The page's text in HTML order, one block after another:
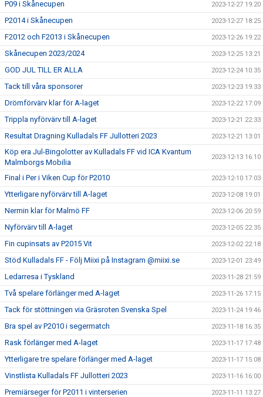
P09 i Skånecupen 2023-12-27 19:20
P2014 i Skånecupen 2023-12-27 18:25
F2012 och F2013 i Skånecupen 2023-12-26 19:22
Skånecupen 2023/2024 2023-12-25 13:21
GOD JUL TILL ER ALLA 2023-12-24 10:35
Tack till våra sponsorer 2023-12-23 19:33
Drömförvärv klar för A-laget 2023-12-22 17:09
Trippla nyförvärv till A-laget 2023-12-21 22:33
Resultat Dragning Kulladals FF Jullotteri 2023 2023-12-21 13:01
Köp era Jul-Bingolotter av Kulladals FF vid ICA Kvantum
Malmborgs Mobilia
2023-12-13 16:10
Final i Per i Viken Cup för P2010 2023-12-10 17:03
Ytterligare nyförvärv till A-laget 2023-12-08 19:01
Nermin klar för Malmö FF 2023-12-06 20:59
Nyförvärv till A-laget 2023-12-05 22:35
Fin cupinsats av P2015 Vit 2023-12-02 22:18
Stöd Kulladals FF - Följ Miixi på Instagram @miixi.se 2023-12-01 23:49
Ledarresa i Tyskland 2023-11-28 21:59
Två spelare förlänger med A-laget 2023-11-26 17:15
Tack för stöttningen via Gräsroten Svenska Spel 2023-11-24 19:46
Bra spel av P2010 i segermatch 2023-11-18 16:35
Rask förlänger med A-laget 2023-11-17 17:48
Ytterligare tre spelare förlänger med A-laget 2023-11-17 15:08
Vinstlista Kulladals FF Jullotteri 2023 2023-11-16 16:00
Premiärseger för P2011 i vinterserien 2023-11-11 13:27